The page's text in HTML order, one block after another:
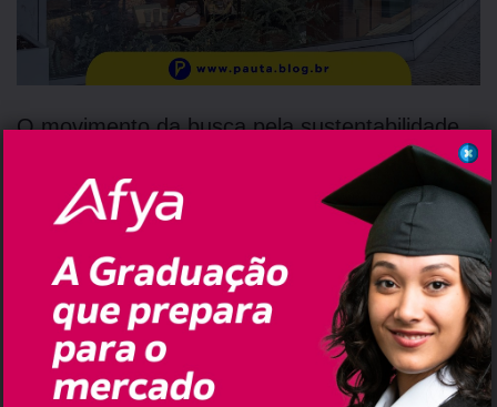
O movimento da busca pela sustentabilidade
sempre esteve presente no posicionamento
estratégico da Avatim.
“O avanço da
tecnologia e a possibilidade de utilizarmos
mais matérias-primas produzidas no Brasil
– com selos I’m green, CO2 Free, sem
crueldade animal, entre outros – têm nos
permitido avançar cada vez mais na
implementação de ações para corroborar